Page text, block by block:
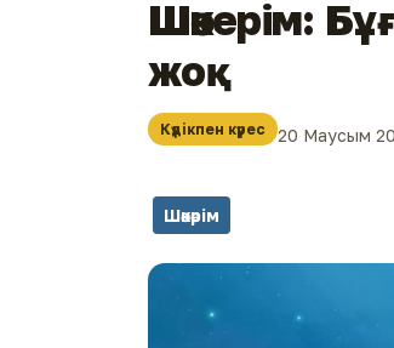
Шәкерім:
жоқ
Күдікпен күрес 20 Маусым
Шәкәрім